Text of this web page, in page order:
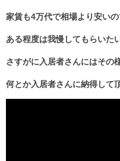
家賃も4万代で相場より安いの
ある程度は我慢してもらいた
さすがに入居者さんにはその
何とか入居者さんに納得して